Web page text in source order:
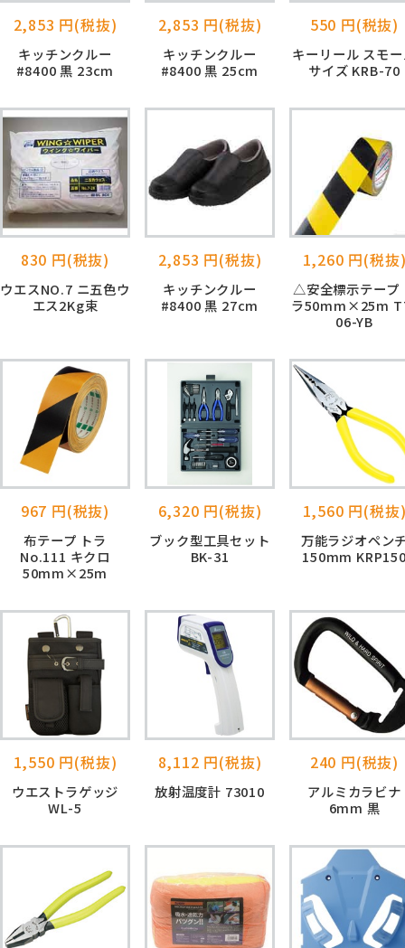
2,853 円(税抜)
キッチンクルー
#8400 黒 23cm
2,853 円(税抜)
キッチンクルー
#8400 黒 25cm
550 円(税抜)
キーリール スモ
サイズ KRB-70
830 円(税抜)
ウエスNO.7 ニ五色ウ
エス2Kg束
2,853 円(税抜)
キッチンクルー
#8400 黒 27cm
1,260 円(税抜
△安全標示テープ
ラ50mm×25m
06-YB
967 円(税抜)
布テープ トラ
No.111 キクロ
50mm×25m
6,320 円(税抜)
ブック型工具セット
BK-31
1,560 円(税抜
万能ラジオペン
150mm
1,550 円(税抜)
ウエストラゲッジ
WL-5
8,112 円(税抜)
放射温度計 73010
240 円(税抜)
アルミカラビナ
6mm 黒